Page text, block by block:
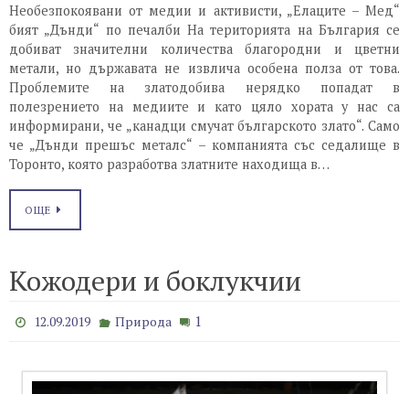
Необезпокоявани от медии и активисти, „Елаците – Мед“
бият „Дънди“ по печалби На територията на България се
добиват значителни количества благородни и цветни
метали, но държавата не извлича особена полза от това.
Проблемите на златодобива нерядко попадат в
полезрението на медиите и като цяло хората у нас са
информирани, че „канадци смучат българското злато“. Само
че „Дънди прешъс металс“ – компанията със седалище в
Торонто, която разработва златните находища в…
ОЩЕ
Кожодери и боклукчии
12.09.2019 Природа 1